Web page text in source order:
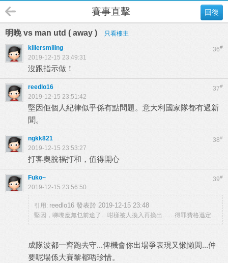
回復
賽事直擊
明晚 vs man utd ( away ) 只看樓主
36#
killersmiling
2019-12-15 23:49:31
沒跟指示做！
37#
reedlo16
2019-12-15 23:51:42
堅因佢個人紀律似乎係有點問題。意大利國家隊都有過新
聞。
38#
ngkk821
2019-12-15 23:53:27
打客奧脫福打和，值得開心
39#
Fuko~
2019-12-15 23:56:50
引用: reedlo16 發表於 2019-12-15 23:48
堅因，睇嚟應無乜前途了…咁樣被人換入再換出……得罪費格遜定…
成隊波都一齊跑去守...俾機會你出場爭表現又懶懶閒...仲
要呢場係大賽黎都唔珍惜。